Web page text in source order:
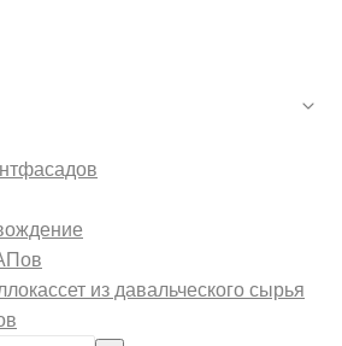
из давальческого сырья